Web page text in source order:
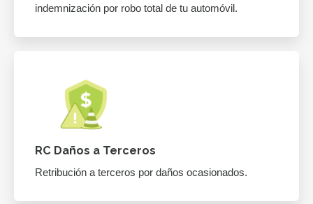
indemnización por robo total de tu automóvil.
RC Daños a Terceros
Retribución a terceros por daños ocasionados.